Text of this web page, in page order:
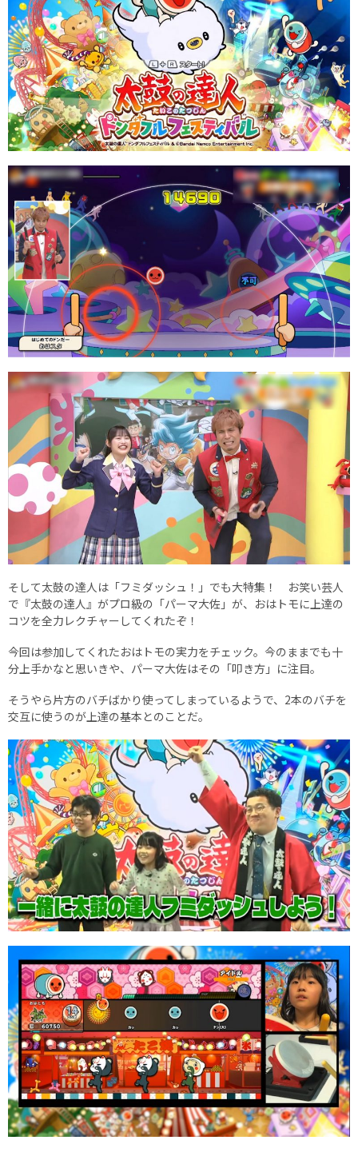
そして太鼓の達人は「フミダッシュ！」でも大特集！ お笑い芸人
で『太鼓の達人』がプロ級の「パーマ大佐」が、おはトモに上達の
コツを全力レクチャーしてくれたぞ！
今回は参加してくれたおはトモの実力をチェック。今のままでも十
分上手かなと思いきや、パーマ大佐はその「叩き方」に注目。
そうやら片方のバチばかり使ってしまっているようで、2本のバチを
交互に使うのが上達の基本とのことだ。